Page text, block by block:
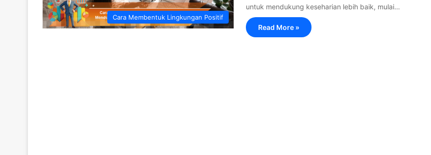
Cara Membentuk Lingkungan Positif
untuk mendukung keseharian lebih baik, mulai…
Read More »